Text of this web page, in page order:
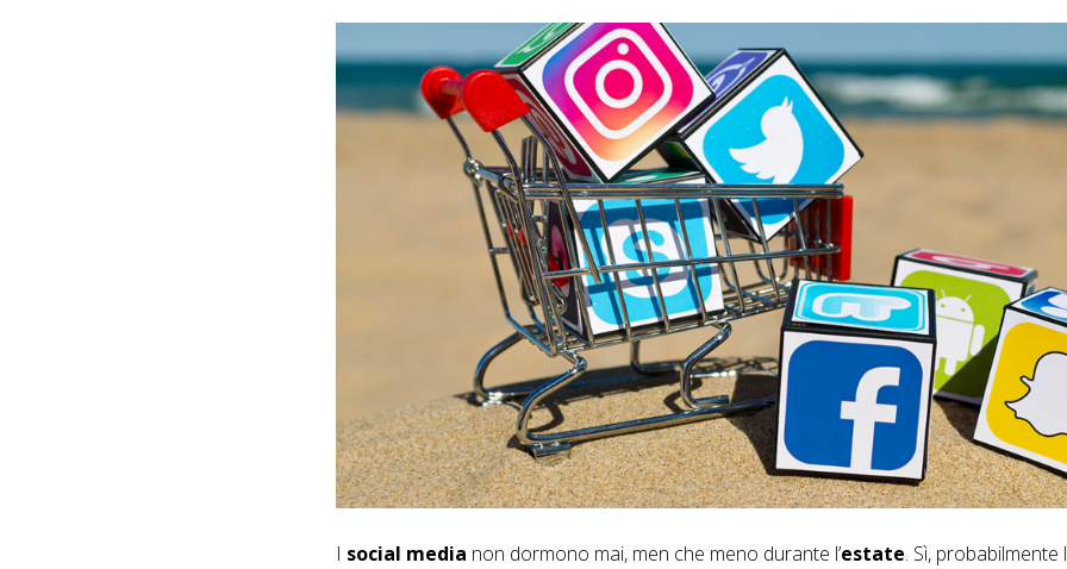
I social media non dormono mai, men che meno durante l’estate. Sì,